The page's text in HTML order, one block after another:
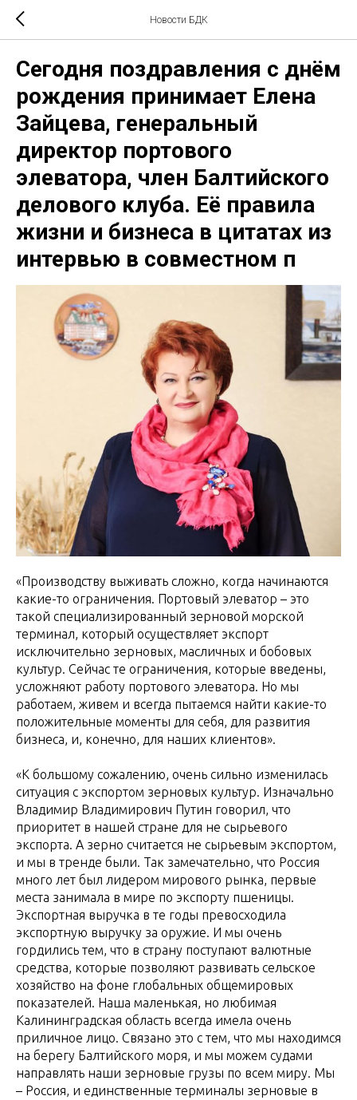
Новости БДК
Сегодня поздравления с днём
рождения принимает Елена
Зайцева, генеральный
директор портового
элеватора, член Балтийского
делового клуба. Её правила
жизни и бизнеса в цитатах из
интервью в совместном п
«Производству выживать сложно, когда начинаются
какие-то ограничения. Портовый элеватор – это
такой специализированный зерновой морской
терминал, который осуществляет экспорт
исключительно зерновых, масличных и бобовых
культур. Сейчас те ограничения, которые введены,
усложняют работу портового элеватора. Но мы
работаем, живем и всегда пытаемся найти какие-то
положительные моменты для себя, для развития
бизнеса, и, конечно, для наших клиентов».
«К большому сожалению, очень сильно изменилась
ситуация с экспортом зерновых культур. Изначально
Владимир Владимирович Путин говорил, что
приоритет в нашей стране для не сырьевого
экспорта. А зерно считается не сырьевым экспортом,
и мы в тренде были. Так замечательно, что Россия
много лет был лидером мирового рынка, первые
места занимала в мире по экспорту пшеницы.
Экспортная выручка в те годы превосходила
экспортную выручку за оружие. И мы очень
гордились тем, что в страну поступают валютные
средства, которые позволяют развивать сельское
хозяйство на фоне глобальных общемировых
показателей. Наша маленькая, но любимая
Калининградская область всегда имела очень
приличное лицо. Связано это с тем, что мы находимся
на берегу Балтийского моря, и мы можем судами
направлять наши зерновые грузы по всем миру. Мы
– Россия, и единственные терминалы зерновые в